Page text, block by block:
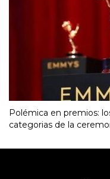
Polémica en premios:
categorias de la